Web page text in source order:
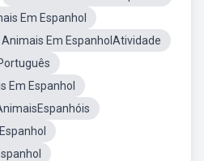
Em Espanhol
Animais Em EspanholAtividade
Em Espanhol